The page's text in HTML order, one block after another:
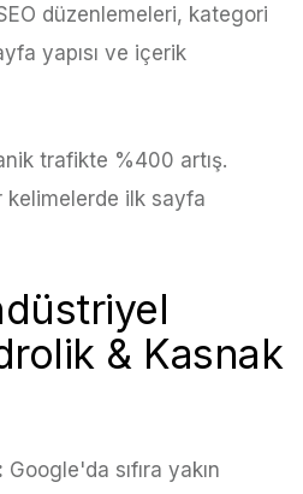
düzenlemeleri, kategori
yapısı ve içerik
trafikte %400 artış.
kelimelerde ilk sayfa
& Kasnak
Google'da sıfıra yakın